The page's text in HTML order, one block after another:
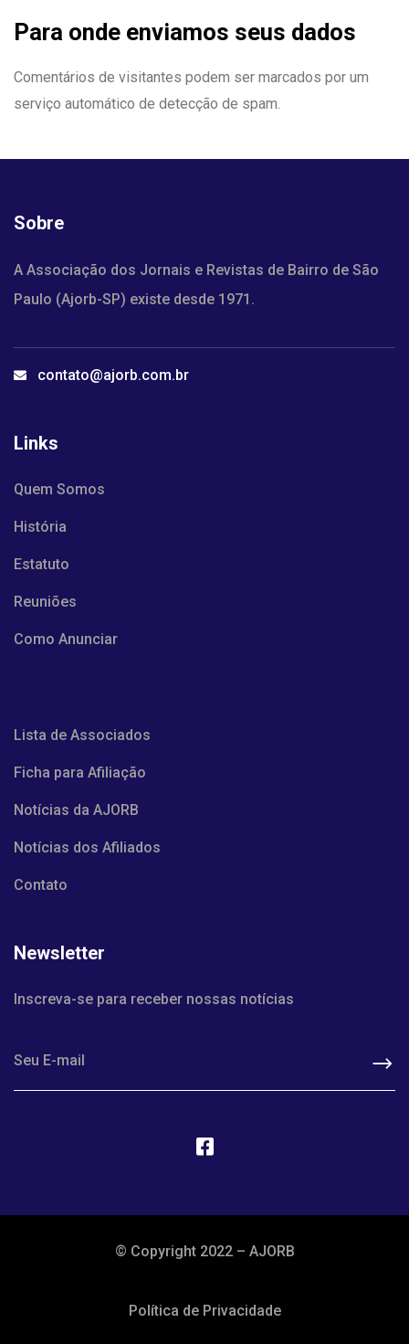
Para onde enviamos seus dados
Comentários de visitantes podem ser marcados por um
serviço automático de detecção de spam.
Sobre
A Associação dos Jornais e Revistas de Bairro de São
Paulo (Ajorb-SP) existe desde 1971.
contato@ajorb.com.br
Links
Quem Somos
História
Estatuto
Reuniões
Como Anunciar
Lista de Associados
Ficha para Afiliação
Notícias da AJORB
Notícias dos Afiliados
Contato
Newsletter
Inscreva-se para receber nossas notícias
© Copyright 2022 – AJORB
Política de Privacidade